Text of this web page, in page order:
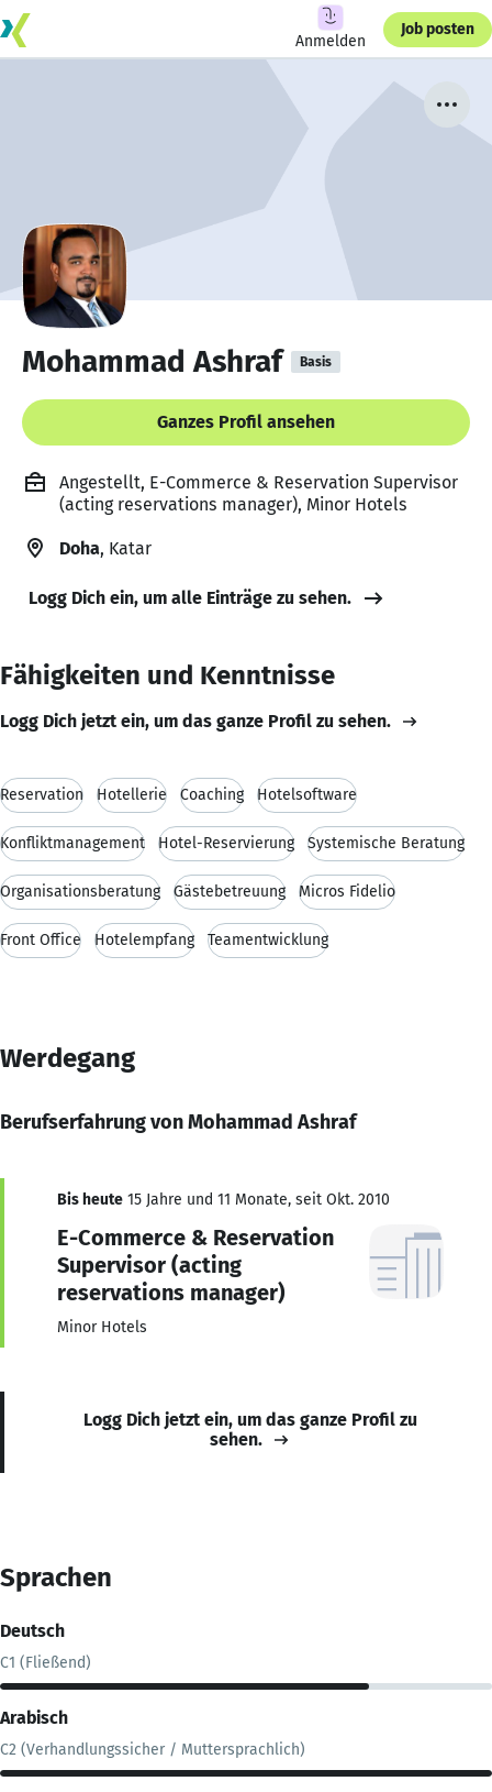
Anmelden
Job posten
Mohammad Ashraf Basis
Ganzes Profil ansehen
Angestellt, E-Commerce & Reservation Supervisor
(acting reservations manager), Minor Hotels
Doha, Katar
Logg Dich ein, um alle Einträge zu sehen.
Fähigkeiten und Kenntnisse
Logg Dich jetzt ein, um das ganze Profil zu sehen.
Reservation Hotellerie Coaching Hotelsoftware
Konfliktmanagement Hotel-Reservierung Systemische Beratung
Organisationsberatung Gästebetreuung Micros Fidelio
Front Office Hotelempfang Teamentwicklung
Werdegang
Berufserfahrung von Mohammad Ashraf
Bis heute 15 Jahre und 11 Monate, seit Okt. 2010
E-Commerce & Reservation
Supervisor (acting
reservations manager)
Minor Hotels
Logg Dich jetzt ein, um das ganze Profil zu
sehen.
Sprachen
Deutsch
C1 (Fließend)
Arabisch
C2 (Verhandlungssicher / Muttersprachlich)